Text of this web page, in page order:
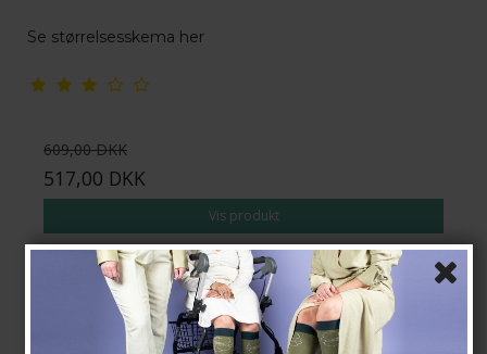
Se størrelsesskema her
609,00 DKK
517,00 DKK
Vis produkt